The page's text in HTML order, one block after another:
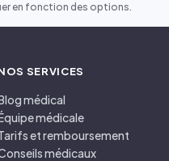
en fonction des options.
SERVICES
médical
médicale
et remboursement
médicaux